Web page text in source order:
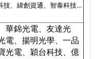
技、緯創資通、智泰科技…
華錦光電、友達光
電、揚明光學、一品
光電、穎台科技、億